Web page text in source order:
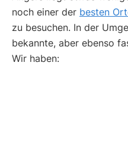
noch einer der besten
zu besuchen. In der
bekannte, aber ebenso
Wir haben: